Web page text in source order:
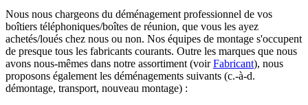
Nous nous chargeons du déménagement professionnel de vos
boîtiers téléphoniques/boîtes de réunion, que vous les ayez
achetés/loués chez nous ou non. Nos équipes de montage s'occupent
de presque tous les fabricants courants. Outre les marques que nous
avons nous-mêmes dans notre assortiment (voirFabricant), nous
proposons également les déménagements suivants (c.-à-d.
démontage, transport, nouveau montage) :